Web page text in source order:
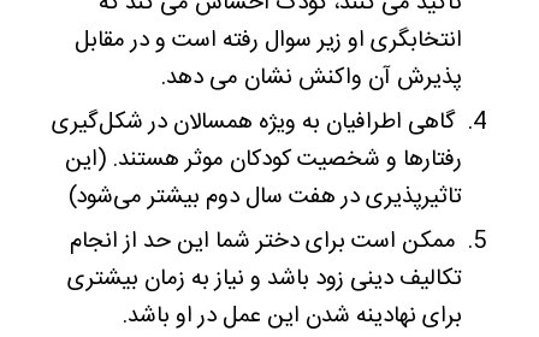
انتخابگری او زیر سوال رفته است و در مقابل
پذیرش آن واکنش نشان می دهد.
گاهی اطرافیان به ویژه همسالان در شکل‌گیری
رفتارها و شخصیت کودکان موثر هستند. (این
تاثیرپذیری در هفت سال دوم بیشتر می‌شود)
ممکن است برای دختر شما این حد از انجام
تکالیف دینی زود باشد و نیاز به زمان بیشتری
برای نهادینه شدن این عمل در او باشد.